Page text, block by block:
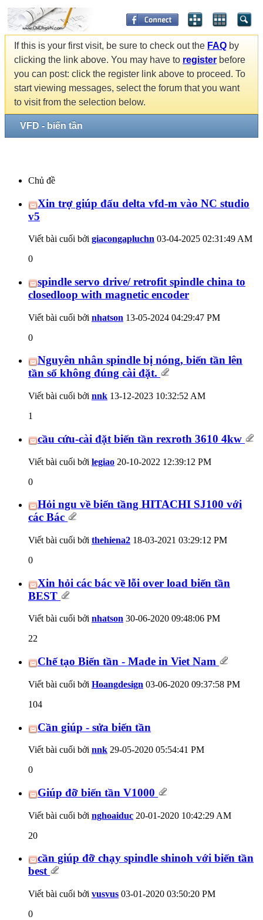
If this is your first visit, be sure to check out the FAQ by
clicking the link above. You may have to register before
you can post: click the register link above to proceed. To
start viewing messages, select the forum that you want
to visit from the selection below.
VFD - biến tần
Chủ đề
Xin trợ giúp đấu delta vfd-m vào NC studio
v5
Viết bài cuối bởi giacongapluchn 03-04-2025 02:31:49 AM
0
spindle servo drive/ retrofit spindle china to
closedloop with magnetic encoder
Viết bài cuối bởi nhatson 13-05-2024 04:29:47 PM
0
Nguyên nhân spindle bị nóng, biến tần lên
tần số không đúng cài đặt.
Viết bài cuối bởi nnk 13-12-2023 10:32:52 AM
1
cầu cứu-cài đặt biến tần rexroth 3610 4kw
Viết bài cuối bởi legiao 20-10-2022 12:39:12 PM
0
Hỏi ngu về biến tầng HITACHI SJ100 với
các Bác
Viết bài cuối bởi thehiena2 18-03-2021 03:29:12 PM
0
Xin hỏi các bác về lỗi over load biến tần
BEST
Viết bài cuối bởi nhatson 30-06-2020 09:48:06 PM
22
Chế tạo Biến tần - Made in Viet Nam
Viết bài cuối bởi Hoangdesign 03-06-2020 09:37:58 PM
104
Cần giúp - sửa biến tần
Viết bài cuối bởi nnk 29-05-2020 05:54:41 PM
0
Giúp đỡ biến tần V1000
Viết bài cuối bởi nghoaiduc 20-01-2020 10:42:29 AM
20
cần giúp đỡ chạy spindle shinoh với biến tần
best
Viết bài cuối bởi vusvus 03-01-2020 03:50:20 PM
0